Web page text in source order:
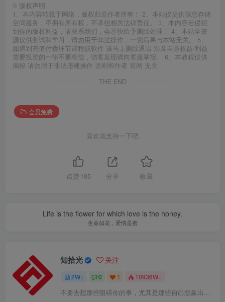
© 版权声明
1、本内容转载于网络，版权归原作者所有！ 2、本站仅提供信息存储
空间服务，不拥有所有权，不承担相关法律责任。 3、本内容若侵犯
到你的版权利益，请联系我们，会尽快给予删除处理！ 4、本站全资
源仅供测试和学习，请勿用于非法操作，一切后果与本站无关。 5、
如遇到充值付费环节课程或软件 请马上删除退出 涉及自身权益/利益
需要投资的一律不要相信，访客发现请向客服举报。 6、本教程仅供
揭秘 请勿用于非法违规操作 否则和作者 官网 无关
THE END
会员免费
喜欢就支持一下吧
点赞 185 分享 收藏
Life is the flower for which love is the honey.
生命如花，爱情是蜜
知拾光 关注
2W+ 0 1 10936W+
不要去想那些阻碍你的事，尤其是那些自己想象出来的事